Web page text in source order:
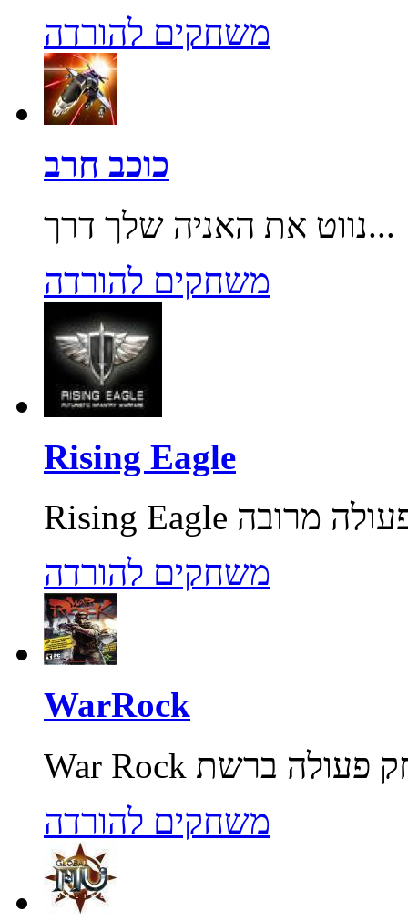
משחקים להורדה
כוכב חרב
נווט את האניה שלך דרך...
משחקים להורדה
Rising Eagle
משחקים להורדה
WarRock
משחקים להורדה